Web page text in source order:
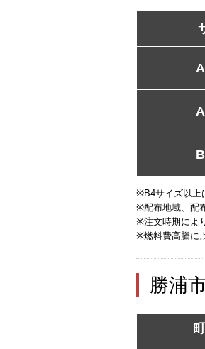
※B4サイズ以上
※配布地域、配
※注文時期によ
※燃料費高騰に
勝浦